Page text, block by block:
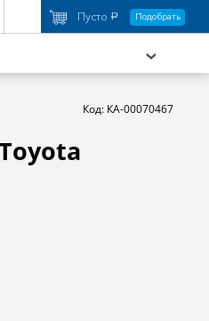
Пусто a Подобрать
Код: КА-00070467